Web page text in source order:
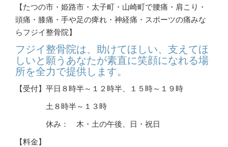
【たつの市・姫路市・太子町・山崎町で腰痛・肩こり・
頭痛・膝痛・手や足の痺れ・神経痛・スポーツの痛みな
らフジイ整骨院】
フジイ整骨院は、助けてほしい、支えてほ
しいと願うあなたが素直に笑顔になれる場
所を全力で提供します。
【受付】平日８時半～１２時半、１５時～１９時
土８時半～１３時
休み： 木・土の午後、日・祝日
【料金】